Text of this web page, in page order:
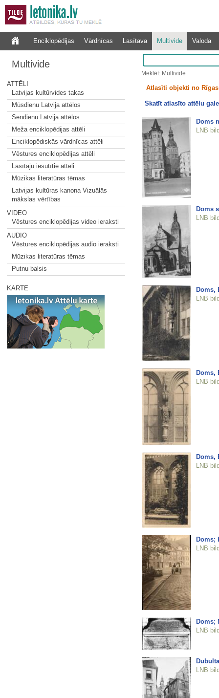
Enciklopēdijas Vārdnīcas Lasītava Multivide Valoda
Multivide
ATTĒLI
Latvijas kultūrvides takas
Mūsdienu Latvija attēlos
Sendienu Latvija attēlos
Meža enciklopēdijas attēli
Enciklopēdiskās vārdnīcas attēli
Vēstures enciklopēdijas attēli
Lasītāju iesūtītie attēli
Mūzikas literatūras tēmas
Latvijas kultūras kanona Vizuālās
mākslas vērtības
VIDEO
Vēstures enciklopēdijas video ieraksti
AUDIO
Vēstures enciklopēdijas audio ieraksti
Mūzikas literatūras tēmas
Putnu balsis
KARTE
Meklēt: Multivide
Atlasīti objekti no
Skatīt atlasīto attēlu
Doms
LNB
Doms
LNB
Doms,
LNB
Doms,
LNB
Doms,
LNB
Doms;
LNB
Doms;
LNB
LNB